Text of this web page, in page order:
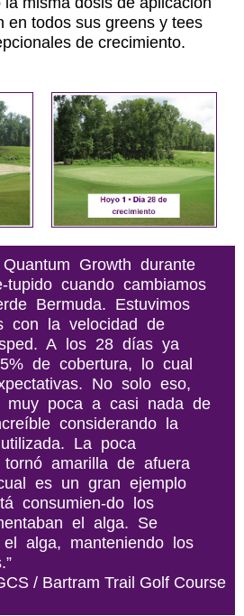
en todos sus greens y tees
de crecimiento.
Growth durante
tupido cuando cambiamos
Bermuda. Estuvimos
con la velocidad de
A los 28 días ya
de cobertura, lo cual
No solo eso,
muy poca a casi nada de
considerando la
La poca
tornó amarilla de afuera
es un gran ejemplo
consumien-do los
el alga. Se
alga, manteniendo los
/ Bartram Trail Golf Course